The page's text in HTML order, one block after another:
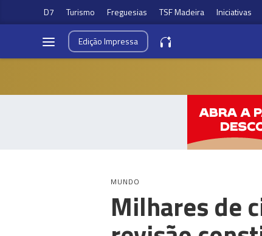
D7 Turismo Freguesias TSF Madeira Iniciativas
EdiçãoImpressa
MUNDO
Milhares de